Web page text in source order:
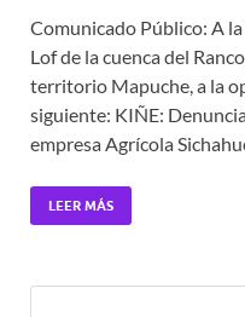
Comunicado Público: A
Lof de la cuenca del
territorio Mapuche, a la
siguiente: KIÑE:
empresa Agrícola
LEER MÁS